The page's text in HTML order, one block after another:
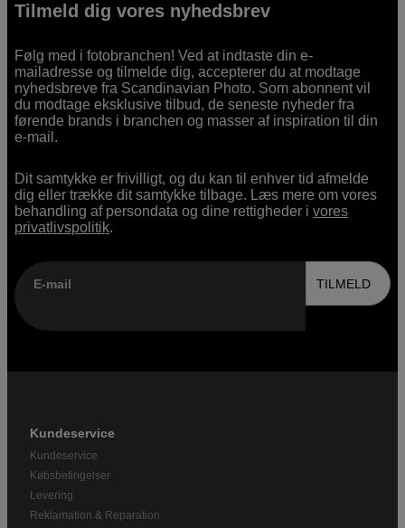
Tilmeld dig vores nyhedsbrev
Følg med i fotobranchen! Ved at indtaste din e-
mailadresse og tilmelde dig, accepterer du at modtage
nyhedsbreve fra Scandinavian Photo. Som abonnent vil
du modtage eksklusive tilbud, de seneste nyheder fra
førende brands i branchen og masser af inspiration til din
e-mail.
Dit samtykke er frivilligt, og du kan til enhver tid afmelde
dig eller trække dit samtykke tilbage. Læs mere om vores
behandling af persondata og dine rettigheder ivores
privatlivspolitik.
E-mail TILMELD
Kundeservice
Kundeservice
Købsbetingelser
Levering
Reklamation & Reparation